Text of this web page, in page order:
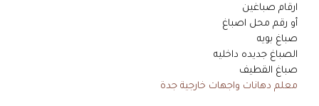
ارقام صباغين
أو رقم محل اصباغ
صباغ بويه
الصباغ جديده داخليه
صباغ القطيف
معلم دهانات واجهات خارجية جدة